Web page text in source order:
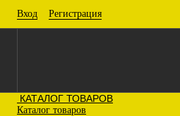
Вход Регистрация
КАТАЛОГ ТОВАРОВ
Каталог товаров